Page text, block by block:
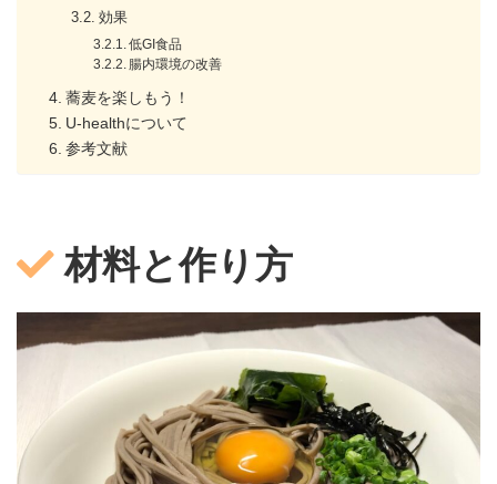
効果
低GI食品
腸内環境の改善
蕎麦を楽しもう！
U-healthについて
参考文献
材料と作り方